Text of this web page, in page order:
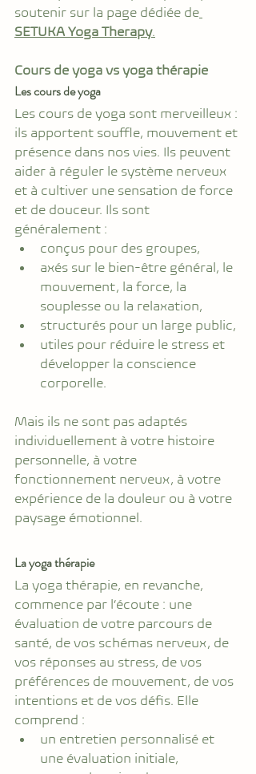
soutenir sur la page dédiée de
SETUKA Yoga Therapy.
Cours de yoga vs yoga thérapie
Les cours de yoga
Les cours de yoga sont merveilleux :
ils apportent souffle, mouvement et
présence dans nos vies. Ils peuvent
aider à réguler le système nerveux
et à cultiver une sensation de force
et de douceur. Ils sont
généralement :
conçus pour des groupes,
axés sur le bien-être général, le
mouvement, la force, la
souplesse ou la relaxation,
structurés pour un large public,
utiles pour réduire le stress et
développer la conscience
corporelle.
Mais ils ne sont pas adaptés
individuellement à votre histoire
personnelle, à votre
fonctionnement nerveux, à votre
expérience de la douleur ou à votre
paysage émotionnel.
La yoga thérapie
La yoga thérapie, en revanche,
commence par l’écoute : une
évaluation de votre parcours de
santé, de vos schémas nerveux, de
vos réponses au stress, de vos
préférences de mouvement, de vos
intentions et de vos défis. Elle
comprend :
un entretien personnalisé et
une évaluation initiale,